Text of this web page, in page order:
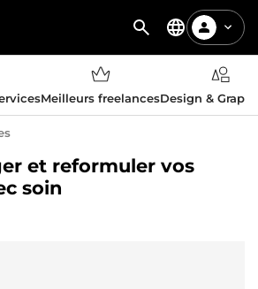
Meilleurs freelancesDesign &
et reformuler vos
soin